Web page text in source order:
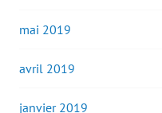
mai 2019
avril 2019
janvier 2019